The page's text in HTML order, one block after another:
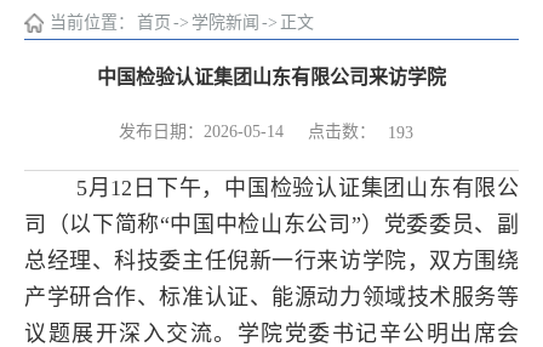
当前位置： 首页 -> 学院新闻 -> 正文
中国检验认证集团山东有限公司来访学院
发布日期：2026-05-14 点击数： 193
5月12日下午，中国检验认证集团山东有限公
司（以下简称“中国中检山东公司”）党委委员、副
总经理、科技委主任倪新一行来访学院，双方围绕
产学研合作、标准认证、能源动力领域技术服务等
议题展开深入交流。学院党委书记辛公明出席会